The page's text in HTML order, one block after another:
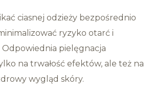
ciasnej odzieży bezpośrednio
ryzyko otarć i
Odpowiednia pielęgnacja
na trwałość efektów, ale też na
wygląd skóry.